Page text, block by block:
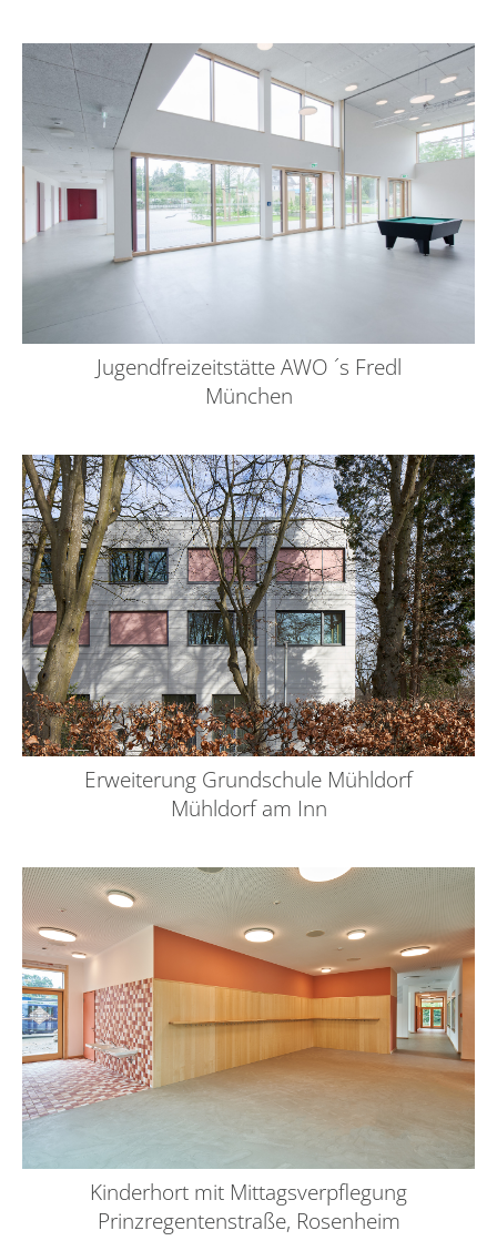
Jugendfreizeitstätte AWO ´s Fredl
München
Erweiterung Grundschule Mühldorf
Mühldorf am Inn
Kinderhort mit Mittagsverpflegung
Prinzregentenstraße, Rosenheim